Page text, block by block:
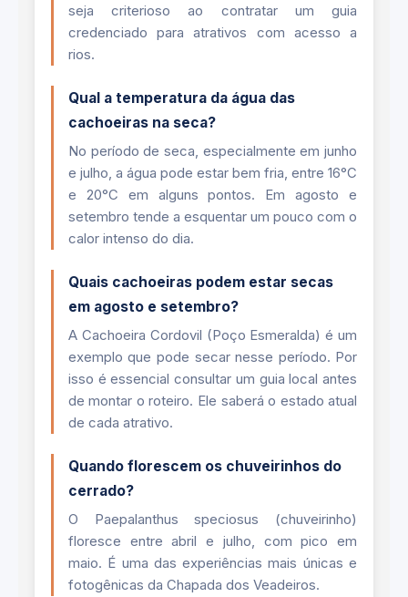
seja criterioso ao contratar um guia
credenciado para atrativos com acesso a
rios.
Qual a temperatura da água das
cachoeiras na seca?
No período de seca, especialmente em junho
e julho, a água pode estar bem fria, entre 16°C
e 20°C em alguns pontos. Em agosto e
setembro tende a esquentar um pouco com o
calor intenso do dia.
Quais cachoeiras podem estar secas
em agosto e setembro?
A Cachoeira Cordovil (Poço Esmeralda) é um
exemplo que pode secar nesse período. Por
isso é essencial consultar um guia local antes
de montar o roteiro. Ele saberá o estado atual
de cada atrativo.
Quando florescem os chuveirinhos do
cerrado?
O Paepalanthus speciosus (chuveirinho)
floresce entre abril e julho, com pico em
maio. É uma das experiências mais únicas e
fotogênicas da Chapada dos Veadeiros.